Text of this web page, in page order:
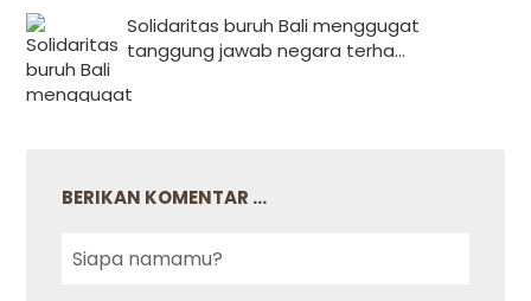
Solidaritas buruh Bali menggugat
tanggung jawab negara terha...
BERIKAN KOMENTAR ...